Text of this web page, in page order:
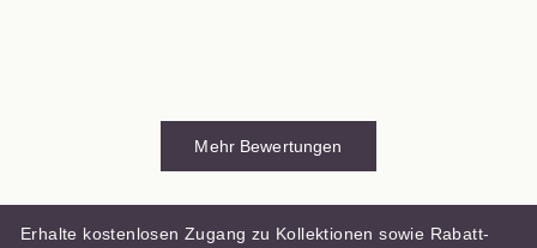
Mehr Bewertungen
Erhalte kostenlosen Zugang zu Kollektionen sowie Rabatt-